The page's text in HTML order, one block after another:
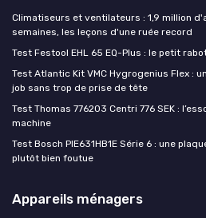
Climatiseurs et ventilateurs : 1,9 million
semaines, les leçons d'une ruée record
Test Festool EHL 65 EQ-Plus : le petit
Test Atlantic Kit VMC Hygrogenius Flex :
job sans trop de prise de tête
Test Thomas 776203 Centri 776 SEK :
machine
Test Bosch PIE631HB1E Série 6 : une
plutôt bien foutue
Appareils ménagers